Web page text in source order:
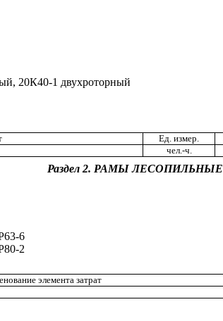
, 20К40-1 двухроторный
Ед измер
чел.-ч
Раздел 2. РАМЫ ЛЕСОПИЛЬНЫЕ
6
2
элемента затрат